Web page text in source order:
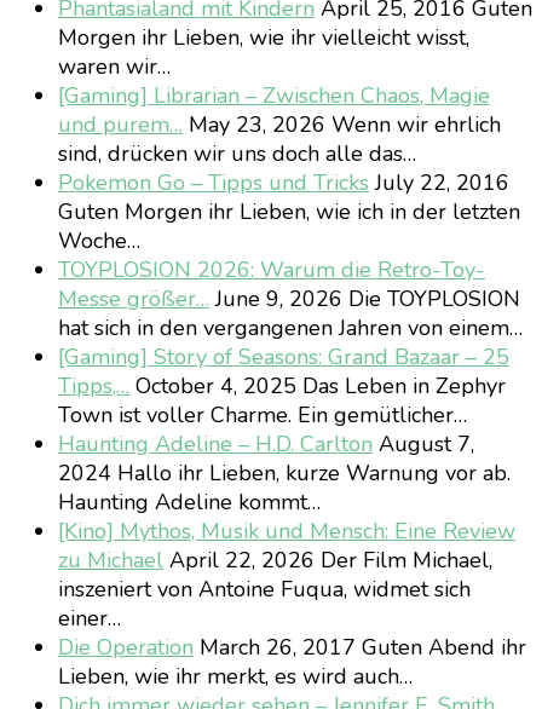
Phantasialand mit Kindern April 25, 2016 Guten
Morgen ihr Lieben, wie ihr vielleicht wisst,
waren wir…
[Gaming] Librarian – Zwischen Chaos, Magie
und purem… May 23, 2026 Wenn wir ehrlich
sind, drücken wir uns doch alle das…
Pokemon Go – Tipps und TricksJuly 22, 2016
Guten Morgen ihr Lieben, wie ich in der letzten
Woche…
TOYPLOSION 2026: Warum die Retro-Toy-
Messe größer… June 9, 2026 Die TOYPLOSION
hat sich in den vergangenen Jahren von einem…
[Gaming] Story of Seasons: Grand Bazaar – 25
Tipps,… October 4, 2025 Das Leben in Zephyr
Town ist voller Charme. Ein gemütlicher…
Haunting Adeline – H.D. Carlton August 7,
2024 Hallo ihr Lieben, kurze Warnung vor ab.
Haunting Adeline kommt…
[Kino] Mythos, Musik und Mensch: Eine Review
zu Michael April 22, 2026 Der Film Michael,
inszeniert von Antoine Fuqua, widmet sich
einer…
Die Operation March 26, 2017 Guten Abend ihr
Lieben, wie ihr merkt, es wird auch…